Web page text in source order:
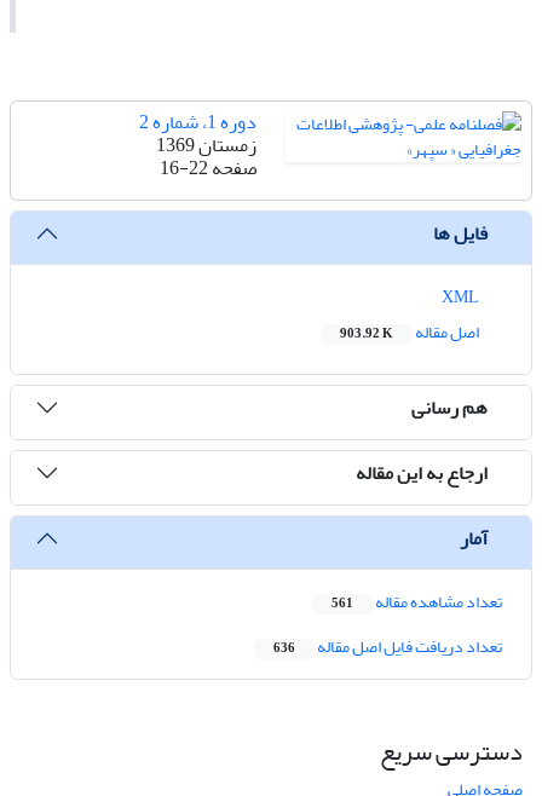
دوره 1، شماره 2
زمستان 1369
صفحه16-22
فایل ها
اصل مقاله
903.92 K
هم رسانی
ارجاع به این مقاله
آمار
تعداد مشاهده مقاله 561
تعداد دریافت فایل اصل مقاله 636
دسترسی سریع